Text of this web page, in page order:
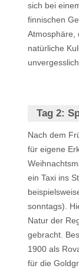
sich bei
finnischen
Atmosphäre,
natürliche
Tag 2:
Nach dem
für eigene
ein Taxi ins
sonntags).
Natur der
gebracht.
1900 als
für die